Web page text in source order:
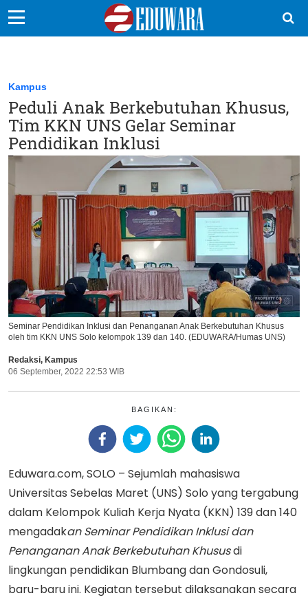
Sekolah Kita
Vokasi
Kampus
Idea
Sains
EduDana
Ikuti Kami di:
Kampus
Peduli Anak Berkebutuhan Khusus,
Tim KKN UNS Gelar Seminar
Pendidikan Inklusi
Seminar Pendidikan Inklusi dan Penanganan Anak Berkebutuhan Khusus
oleh tim KKN UNS Solo kelompok 139 dan 140. (EDUWARA/Humas UNS)
Redaksi, Kampus
06 September, 2022 22:53 WIB
BAGIKAN:
Eduwara.com, SOLO – Sejumlah mahasiswa
Universitas Sebelas Maret (UNS) Solo yang tergabung
dalam Kelompok Kuliah Kerja Nyata (KKN) 139 dan 140
mengadakan Seminar Pendidikan Inklusi dan
Penanganan Anak Berkebutuhan Khususdi
lingkungan pendidikan Blumbang dan Gondosuli,
baru-baru ini. Kegiatan tersebut dilaksanakan secara